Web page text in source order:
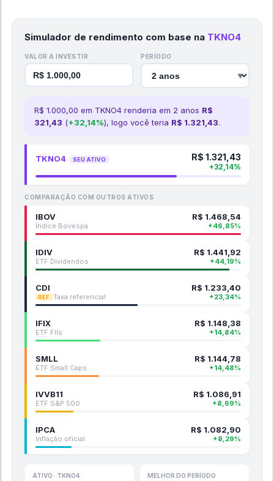
Simulador de rendimento com base na TKNO4
VALOR A INVESTIR PERÍODO
▼
R$ 1.000,00 em TKNO4 renderia em 2 anos R$
321,43 (+32,14%), logo você teria R$ 1.321,43.
TKNO4 SEU ATIVO R$ 1.321,43
+32,14%
COMPARAÇÃO COM OUTROS ATIVOS
IBOV
Índice Bovespa
R$ 1.468,54
+46,85%
IDIV
ETF Dividendos
R$ 1.441,92
+44,19%
CDI
REF. Taxa referencial
R$ 1.233,40
+23,34%
IFIX
ETF FIIs
R$ 1.148,38
+14,84%
SMLL
ETF Small Caps
R$ 1.144,78
+14,48%
IVVB11
ETF S&P 500
R$ 1.086,91
+8,69%
IPCA
Inflação oficial
R$ 1.082,90
+8,29%
ATIVO · TKNO4 MELHOR DO PERÍODO